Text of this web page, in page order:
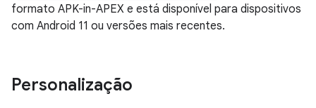
formato APK-in-APEX e está disponível para dispositivos
com Android 11 ou versões mais recentes.
Personalização